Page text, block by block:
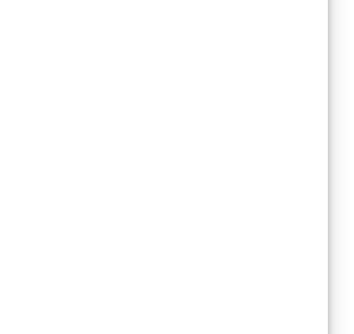
couleur
et extérieure
: pas de mélange nécessaire,
→